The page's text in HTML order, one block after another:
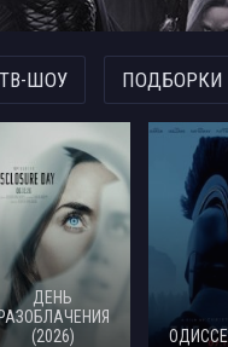
ТВ-ШОУ ПОДБОРКИ
ДЕНЬ
РАЗОБЛАЧЕНИЯ
(2026)